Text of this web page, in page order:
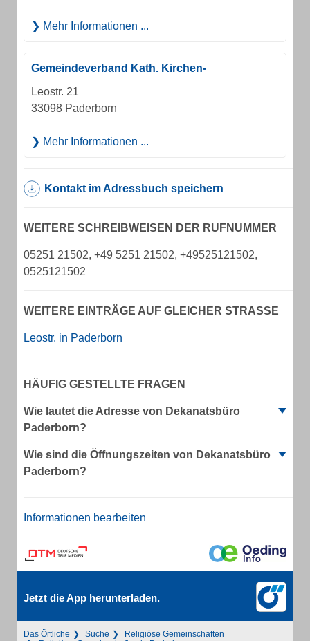
Mehr Informationen ...
Gemeindeverband Kath. Kirchen-
Leostr. 21
33098 Paderborn
Mehr Informationen ...
Kontakt im Adressbuch speichern
WEITERE SCHREIBWEISEN DER RUFNUMMER
05251 21502, +49 5251 21502, +49525121502,
0525121502
WEITERE EINTRÄGE AUF GLEICHER STRASSE
Leostr. in Paderborn
HÄUFIG GESTELLTE FRAGEN
Wie lautet die Adresse von Dekanatsbüro
Paderborn?
Wie sind die Öffnungszeiten von Dekanatsbüro
Paderborn?
Informationen bearbeiten
Jetzt die App herunterladen.
Das Örtliche Suche
Religiöse Gemeinschaften